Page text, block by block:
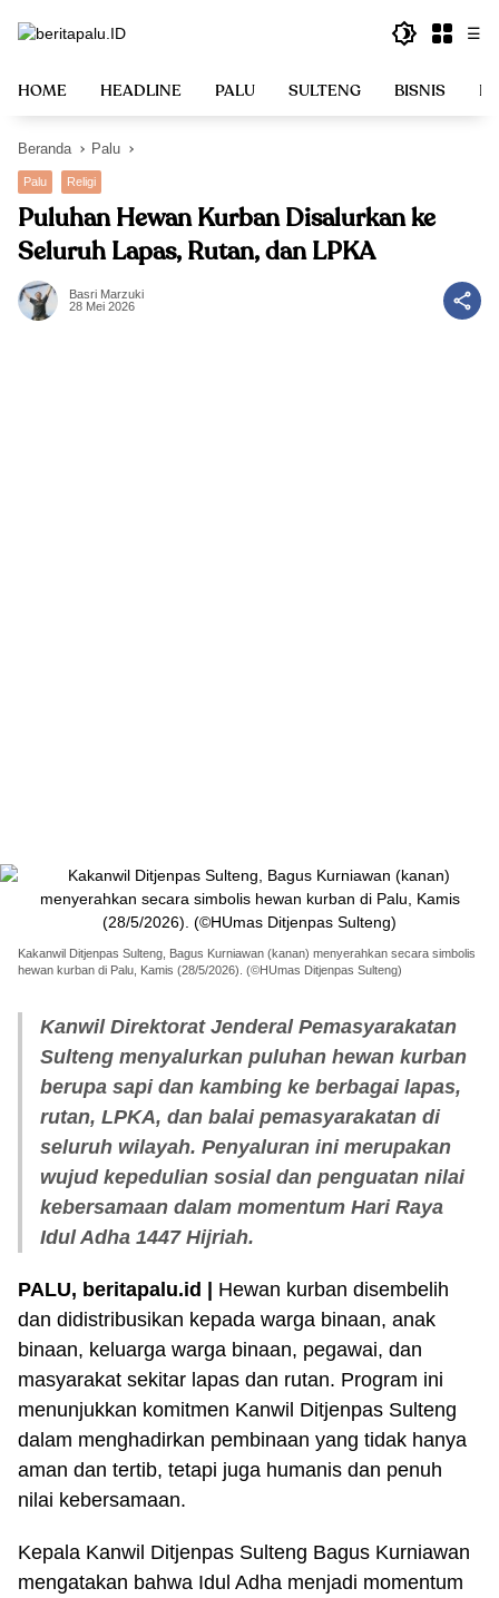
☰
HOME HEADLINE PALU SULTENG BISNIS
Beranda Palu
Palu Religi
Puluhan Hewan Kurban Disalurkan ke
Seluruh Lapas, Rutan, dan LPKA
Basri Marzuki
28 Mei 2026
Kakanwil Ditjenpas Sulteng, Bagus Kurniawan (kanan) menyerahkan secara simbolis
hewan kurban di Palu, Kamis (28/5/2026). (©HUmas Ditjenpas Sulteng)
Kanwil Direktorat Jenderal Pemasyarakatan
Sulteng menyalurkan puluhan hewan kurban
berupa sapi dan kambing ke berbagai lapas,
rutan, LPKA, dan balai pemasyarakatan di
seluruh wilayah. Penyaluran ini merupakan
wujud kepedulian sosial dan penguatan nilai
kebersamaan dalam momentum Hari Raya
Idul Adha 1447 Hijriah.
PALU, beritapalu.id |
Hewan kurban disembelih
dan didistribusikan kepada warga binaan, anak
binaan, keluarga warga binaan, pegawai, dan
masyarakat sekitar lapas dan rutan. Program ini
menunjukkan komitmen Kanwil Ditjenpas Sulteng
dalam menghadirkan pembinaan yang tidak hanya
aman dan tertib, tetapi juga humanis dan penuh
nilai kebersamaan.
Kepala Kanwil Ditjenpas Sulteng Bagus Kurniawan
mengatakan bahwa Idul Adha menjadi momentum